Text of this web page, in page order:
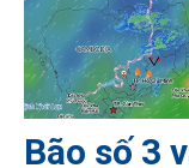
Bão số 3